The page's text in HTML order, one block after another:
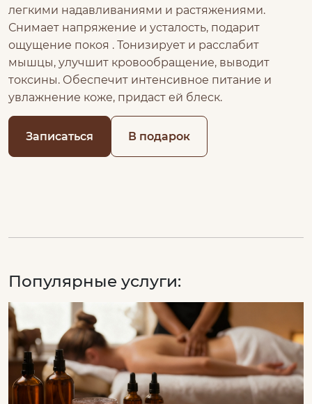
легкими надавливаниями и растяжениями.
Снимает напряжение и усталость, подарит
ощущение покоя . Тонизирует и расслабит
мышцы, улучшит кровообращение, выводит
токсины. Обеспечит интенсивное питание и
увлажнение коже, придаст ей блеск.
Записаться В подарок
Популярные услуги: